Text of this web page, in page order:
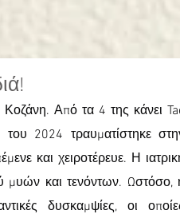
Από τα 4 της κάνει
2024 τραυματίστηκε
και χειροτέρευε. Η
μυών και τενόντων. Ωστόσο,
δυσκαμψίες, οι